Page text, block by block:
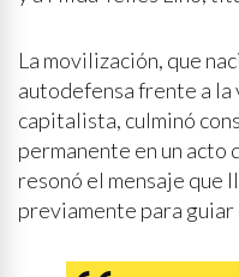
La movilización, que
autodefensa frente a
capitalista, culminó
permanente en un acto
resonó el mensaje que
previamente para guiar